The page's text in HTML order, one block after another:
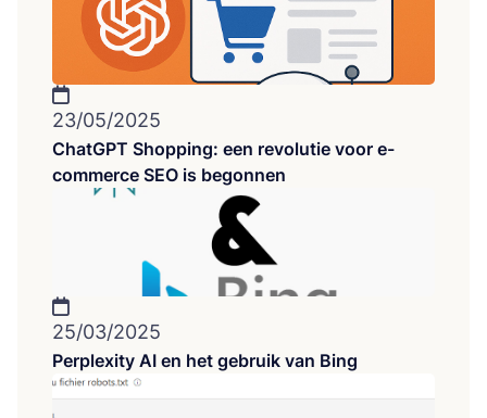
23/05/2025
ChatGPT Shopping: een revolutie voor e-
commerce SEO is begonnen
25/03/2025
Perplexity AI en het gebruik van Bing